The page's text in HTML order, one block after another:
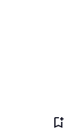
bookmark_add